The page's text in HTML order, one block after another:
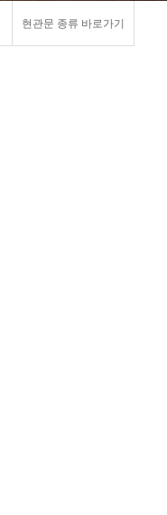
현관문 종류 바로가기